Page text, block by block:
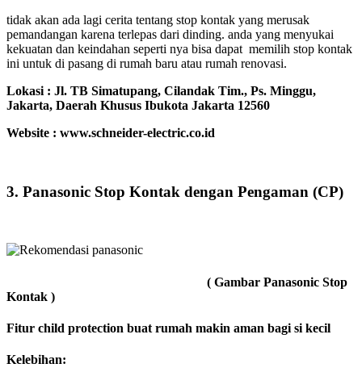
tidak akan ada lagi cerita tentang stop kontak yang merusak
pemandangan karena terlepas dari dinding. anda yang menyukai
kekuatan dan keindahan seperti nya bisa dapat memilih stop kontak
ini untuk di pasang di rumah baru atau rumah renovasi.
Lokasi : Jl. TB Simatupang, Cilandak Tim., Ps. Minggu,
Jakarta, Daerah Khusus Ibukota Jakarta 12560
Website : www.schneider-electric.co.id
3. Panasonic Stop Kontak dengan Pengaman (CP)
( Gambar Panasonic Stop
Kontak )
Fitur child protection buat rumah makin aman bagi si kecil
Kelebihan: